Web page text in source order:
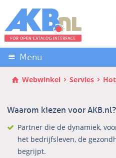
links
over
Direct
naar
de
inhoud
het
hoofdmenu
Menu
Webwinkel Servies
Waarom kiezen voor AKB.nl?
Partner die de dynamiek,
het bedrijfsleven, de
begrijpt.